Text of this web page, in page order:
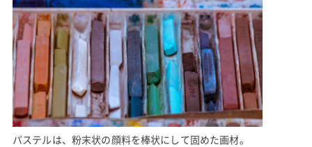
パステルは、粉末状の顔料を棒状にして固めた画材。